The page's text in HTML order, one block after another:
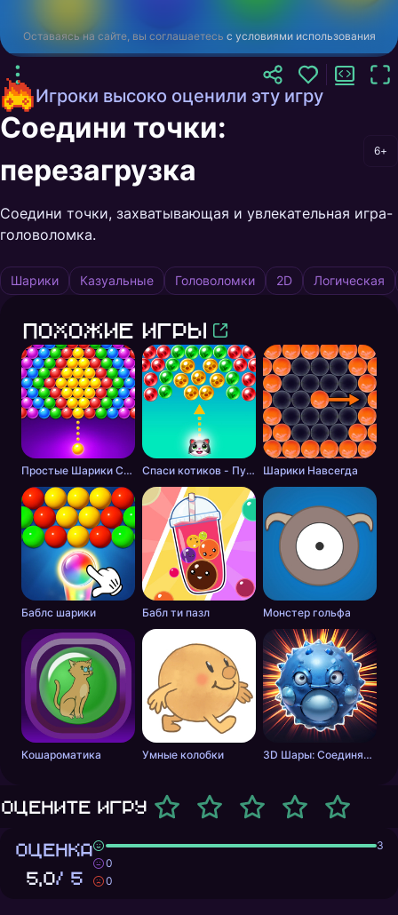
Оставаясь на сайте, вы соглашаетесь с условиями использования
Игроки высоко оценили эту игру
Соедини точки:
перезагрузка
6+
Соедини точки, захватывающая и увлекательная игра-
головоломка.
Шарики Казуальные Головоломки 2D Логическая
Похожие игры
Простые Шарики Стрелялки Спаси котиков - Пузырьковый Шутер Шарики Навсегда
Баблс шарики Бабл ти пазл Монстер гольфа
Кошароматика Умные колобки 3D Шары: Соединялка
Оцените игру
ОЦЕНКА
5,0/ 5
3
0
0